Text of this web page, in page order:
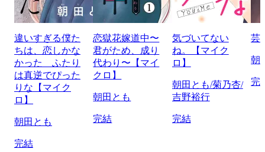
違いすぎる僕た
ちは、恋しかな
かった ふたり
は真逆でぴった
りな【マイク
ロ】
朝田とも
完結
恋獄花嫁道中〜
君がため、成り
代わり〜【マイ
クロ】
朝田とも
完結
気づいてない
ね。【マイク
ロ】
朝田とも/菊乃杏/
吉野裕行
完結
芸
朝
完